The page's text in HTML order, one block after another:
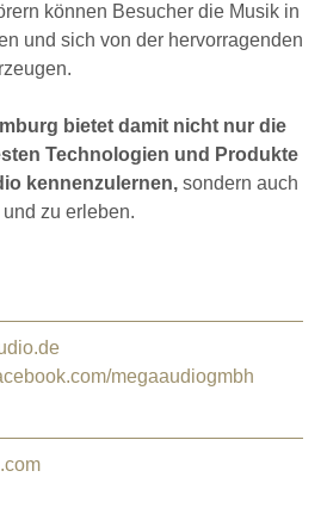
können Besucher die Musik in
und sich von der hervorragenden
bietet damit nicht nur die
Technologien und Produkte
kennenzulernen, sondern auch
zu erleben.
megaaudiogmbh